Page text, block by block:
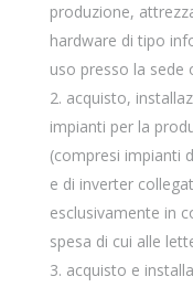
produzione,
hardware di tipo
uso presso la sede
acquisto,
impianti per la
(compresi impianti
e di inverter
esclusivamente in
spesa di cui alle
acquisto e